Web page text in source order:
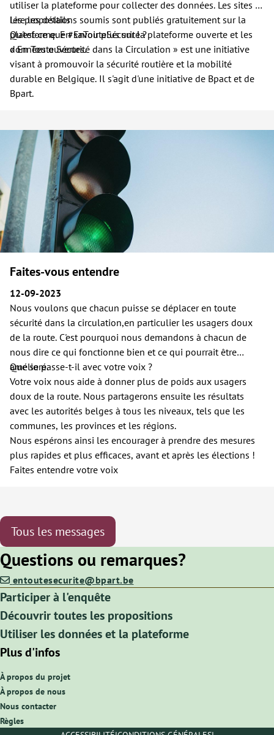
utiliser la plateforme pour collecter des données. Les sites et
les propositions soumis sont publiés gratuitement sur la
plateforme. En savoir plus sur la plateforme ouverte et les
données ouvertes.
Lire les détails
Qu'est-ce que #EnTouteSécurité ?
« En Toute Sécurité dans la Circulation » est une initiative
visant à promouvoir la sécurité routière et la mobilité
durable en Belgique. Il s'agit d'une initiative de Bpact et de
Bpart.
Faites-vous entendre
12-09-2023
Nous voulons que chacun puisse se déplacer en toute
sécurité dans la circulation,en particulier les usagers doux
de la route. C'est pourquoi nous demandons à chacun de
nous dire ce qui fonctionne bien et ce qui pourrait être
amélioré.
Que se passe-t-il avec votre voix ?
Votre voix nous aide à donner plus de poids aux usagers
doux de la route. Nous partagerons ensuite les résultats
avec les autorités belges à tous les niveaux, tels que les
communes, les provinces et les régions.
Nous espérons ainsi les encourager à prendre des mesures
plus rapides et plus efficaces, avant et après les élections !
Faites entendre votre voix
Tous les messages
Questions ou remarques?
entoutesecurite@bpart.be
Participer à l'enquête
Découvrir toutes les propositions
Utiliser les données et la plateforme
Plus d'infos
À propos du projet
À propos de nous
Nous contacter
Règles